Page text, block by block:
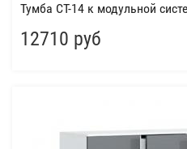
Тумба СТ-14 к модульной
12710 руб